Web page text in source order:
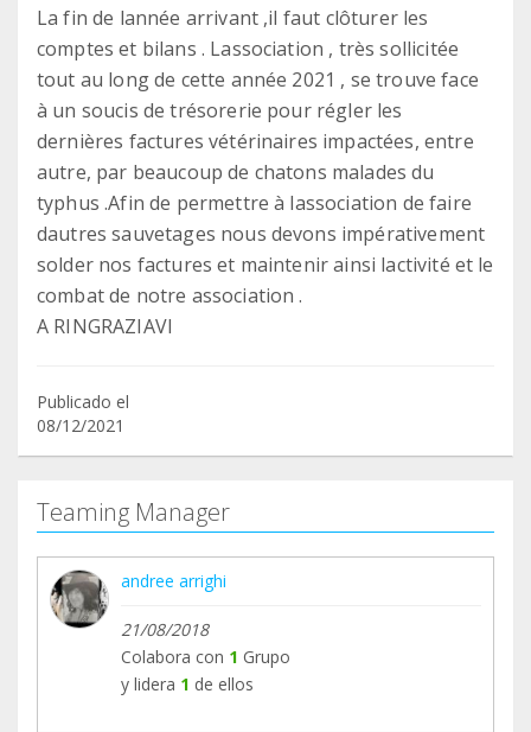
La fin de lannée arrivant ,il faut clôturer les
comptes et bilans . Lassociation , très sollicitée
tout au long de cette année 2021 , se trouve face
à un soucis de trésorerie pour régler les
dernières factures vétérinaires impactées, entre
autre, par beaucoup de chatons malades du
typhus .Afin de permettre à lassociation de faire
dautres sauvetages nous devons impérativement
solder nos factures et maintenir ainsi lactivité et le
combat de notre association .
A RINGRAZIAVI
Publicado el
08/12/2021
Teaming Manager
andree arrighi
21/08/2018
Colabora con 1 Grupo
y lidera 1 de ellos